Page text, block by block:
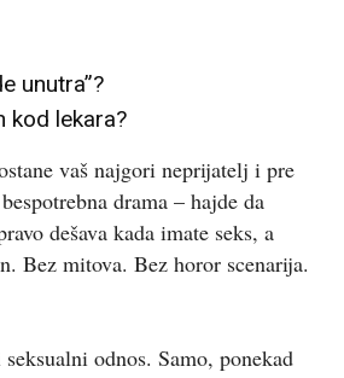
unutra”?
kod lekara?
vaš najgori neprijatelj i pre
drama – hajde da
dešava kada imate seks, a
Bez mitova. Bez horor scenarija.
odnos. Samo, ponekad